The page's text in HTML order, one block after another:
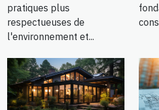
pratiques plus
respectueuses de
l'environnement et...